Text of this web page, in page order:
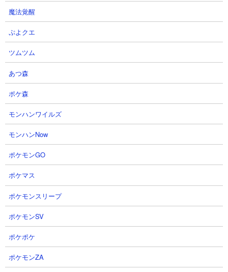
３．ノーマル・アクティビティ ムートやエクスプ
レスを使った正攻法攻略
【出撃メンバー】
【攻略概要】
「hiro」さんの攻略動画です。ノーアイテム、にゃんコンボは研究
力アップを使用しています。残り枠の編成はにゃんま、コスモ、
カメラマン、半魚人、タコつぼ、にゃんでやねん、番長を組んで
挑んでいます。序盤はカメラマンを出しつつ資金を稼ぎながら自
城近くに引き付け、あとは番長や半魚人やコスモやタコつぼを追
加して前線を築いています。先に超町長を溶かして、あとはじっ
くりパラサイトブンブンの相手をすればいずれ勝利試合ですね。
魔法覚醒
ぷよクエ
ツムツム
あつ森
ポケ森
モンハンワイルズ
モンハンNow
ポケモンGO
ポケマス
ポケモンスリープ
ポケモンSV
ポケポケ
ポケモンZA